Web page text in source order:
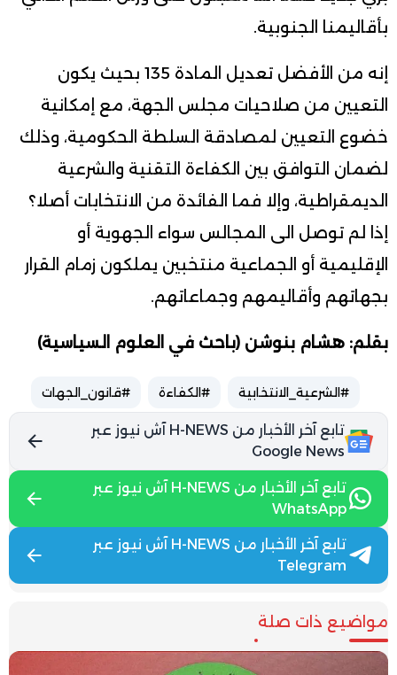
بأقاليمنا الجنوبية.
إنه من الأفضل تعديل المادة 135 بحيث يكون
التعيين من صلاحيات مجلس الجهة، مع إمكانية
خضوع التعيين لمصادقة السلطة الحكومية، وذلك
لضمان التوافق بين الكفاءة التقنية والشرعية
الديمقراطية، وإلا فما الفائدة من الانتخابات أصلا؟
إذا لم توصل الى المجالس سواء الجهوية أو
الإقليمية أو الجماعية منتخبين يملكون زمام القرار
بجهاتهم وأقاليمهم وجماعاتهم.
بقلم: هشام بنوشن (باحث في العلوم السياسية)
#الشرعية_الانتخابية #الكفاءة #قانون_الجهات
تابع آخر الأخبار من H-NEWS آش نيوز عبر
Google News
تابع آخر الأخبار من H-NEWS آش نيوز عبر
WhatsApp
تابع آخر الأخبار من H-NEWS آش نيوز عبر
Telegram
مواضيع ذات صلة